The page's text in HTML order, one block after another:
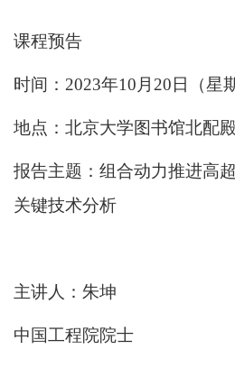
课程预告
时间： 2023年10月 20 日（星
地点： 北京大学图书馆北配
报告主题： 组合动力推进高
关键技术分析
主讲人：朱坤
中国工程院院士